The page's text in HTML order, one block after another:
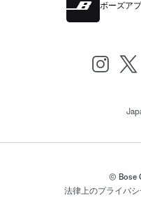
ボーズア
© Bose
法律上のプライバ